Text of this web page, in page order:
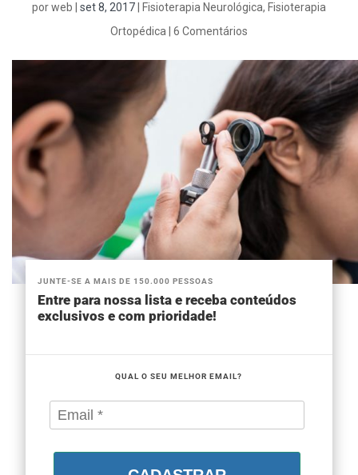
porweb set 8, 2017 Fisioterapia Neurológica, Fisioterapia
Ortopédica 6 Comentários
JUNTE-SE A MAIS DE 150.000 PESSOAS
Entre para nossa lista e receba conteúdos
exclusivos e com prioridade!
QUAL O SEU MELHOR EMAIL?